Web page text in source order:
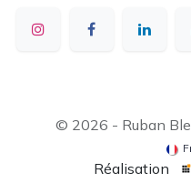
© 2026 - Ruban
Réalisation